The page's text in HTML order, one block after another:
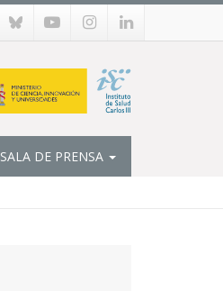
SALA DE PRENSA